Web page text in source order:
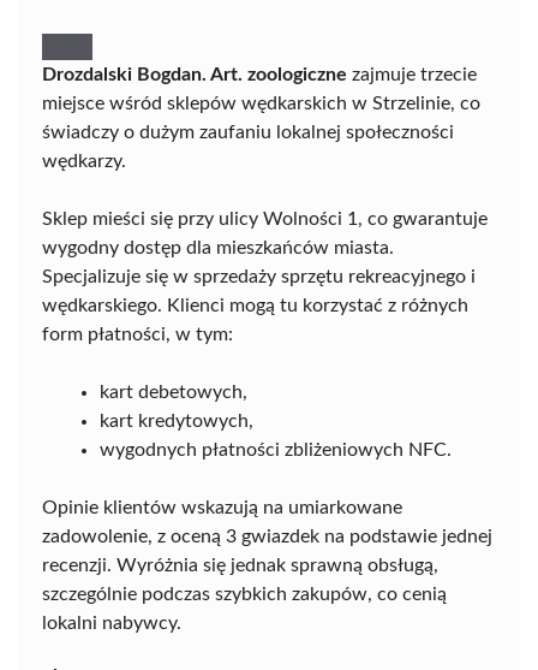
Drozdalski Bogdan. Art. zoologiczne zajmuje trzecie
miejsce wśród sklepów wędkarskich w Strzelinie, co
świadczy o dużym zaufaniu lokalnej społeczności
wędkarzy.
Sklep mieści się przy ulicy Wolności 1, co gwarantuje
wygodny dostęp dla mieszkańców miasta.
Specjalizuje się w sprzedaży sprzętu rekreacyjnego i
wędkarskiego. Klienci mogą tu korzystać z różnych
form płatności, w tym:
kart debetowych,
kart kredytowych,
wygodnych płatności zbliżeniowych NFC.
Opinie klientów wskazują na umiarkowane
zadowolenie, z oceną 3 gwiazdek na podstawie jednej
recenzji. Wyróżnia się jednak sprawną obsługą,
szczególnie podczas szybkich zakupów, co cenią
lokalni nabywcy.